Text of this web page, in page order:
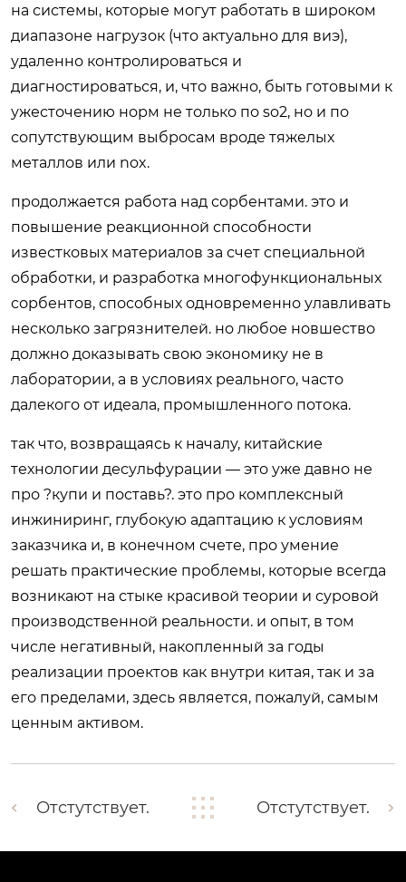
на системы, которые могут работать в широком
диапазоне нагрузок (что актуально для виэ),
удаленно контролироваться и
диагностироваться, и, что важно, быть готовыми к
ужесточению норм не только по so2, но и по
сопутствующим выбросам вроде тяжелых
металлов или nox.
продолжается работа над сорбентами. это и
повышение реакционной способности
известковых материалов за счет специальной
обработки, и разработка многофункциональных
сорбентов, способных одновременно улавливать
несколько загрязнителей. но любое новшество
должно доказывать свою экономику не в
лаборатории, а в условиях реального, часто
далекого от идеала, промышленного потока.
так что, возвращаясь к началу, китайские
технологии десульфурации — это уже давно не
про ?купи и поставь?. это про комплексный
инжиниринг, глубокую адаптацию к условиям
заказчика и, в конечном счете, про умение
решать практические проблемы, которые всегда
возникают на стыке красивой теории и суровой
производственной реальности. и опыт, в том
числе негативный, накопленный за годы
реализации проектов как внутри китая, так и за
его пределами, здесь является, пожалуй, самым
ценным активом.
Отстутствует. Отстутствует.